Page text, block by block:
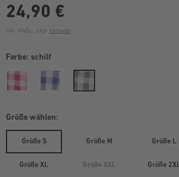
24,90 €
inkl. MwSt. , zzgl. Versand
Farbe: schilf
Größe wählen:
Größe S Größe M Größe L
Größe XL Größe XXL Größe